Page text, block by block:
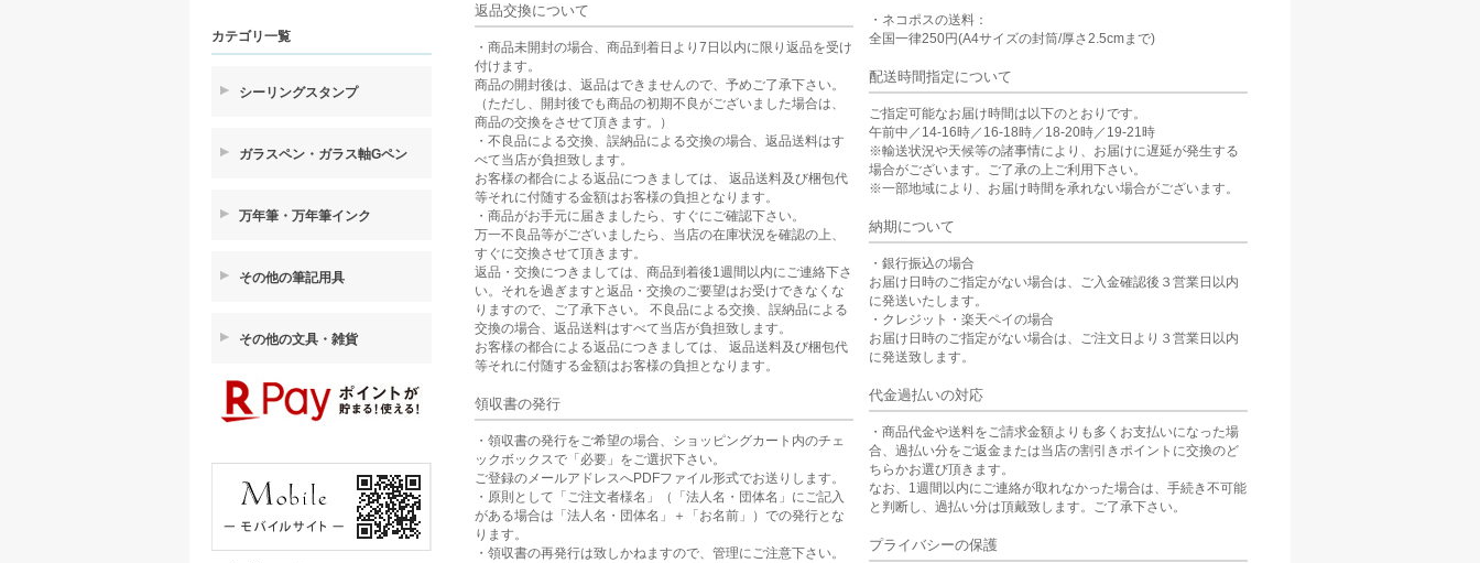
返品交換について
・商品未開封の場合、商品到着日より7日以内に限り返品を受け
付けます。
商品の開封後は、返品はできませんので、予めご了承下さい。
（ただし、開封後でも商品の初期不良がございました場合は、
商品の交換をさせて頂きます。）
・不良品による交換、誤納品による交換の場合、返品送料はす
べて当店が負担致します。
お客様の都合による返品につきましては、 返品送料及び梱包代
等それに付随する金額はお客様の負担となります。
・商品がお手元に届きましたら、すぐにご確認下さい。
万一不良品等がございましたら、当店の在庫状況を確認の上、
すぐに交換させて頂きます。
返品・交換につきましては、商品到着後1週間以内にご連絡下さ
い。それを過ぎますと返品・交換のご要望はお受けできなくな
りますので、ご了承下さい。 不良品による交換、誤納品による
交換の場合、返品送料はすべて当店が負担致します。
お客様の都合による返品につきましては、 返品送料及び梱包代
等それに付随する金額はお客様の負担となります。
領収書の発行
・領収書の発行をご希望の場合、ショッピングカート内のチェ
ックボックスで「必要」をご選択下さい。
ご登録のメールアドレスへPDFファイル形式でお送りします。
・原則として「ご注文者様名」（「法人名・団体名」にご記入
がある場合は「法人名・団体名」＋「お名前」）での発行とな
ります。
・領収書の再発行は致しかねますので、管理にご注意下さい。
・ネコポスの送料：
全国一律250円(A4サイズの封筒/厚さ2.5cmまで)
配送時間指定について
ご指定可能なお届け時間は以下のとおりです。
午前中／14-16時／16-18時／18-20時／19-21時
※輸送状況や天候等の諸事情により、お届けに遅延が発生する
場合がございます。ご了承の上ご利用下さい。
※一部地域により、お届け時間を承れない場合がございます。
納期について
・銀行振込の場合
お届け日時のご指定がない場合は、ご入金確認後３営業日以内
に発送いたします。
・クレジット・楽天ペイの場合
お届け日時のご指定がない場合は、ご注文日より３営業日以内
に発送致します。
代金過払いの対応
・商品代金や送料をご請求金額よりも多くお支払いになった場
合、過払い分をご返金または当店の割引きポイントに交換のど
ちらかお選び頂きます。
なお、1週間以内にご連絡が取れなかった場合は、手続き不可能
と判断し、過払い分は頂戴致します。ご了承下さい。
プライバシーの保護
カテゴリ一覧
シーリングスタンプ
ガラスペン・ガラス軸Gペン
万年筆・万年筆インク
その他の筆記用具
その他の文具・雑貨